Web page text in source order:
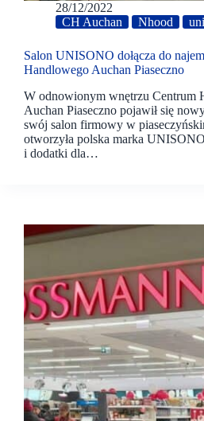
28/12/2022
CH Auchan
Nhood
Salon UNISONO dołącza do
Handlowego Auchan Piaseczno
W odnowionym wnętrzu Centrum
Auchan Piaseczno pojawił się
swój salon firmowy w
otworzyła polska marka
i dodatki dla…